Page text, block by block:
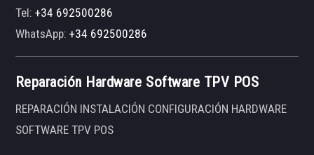
Tel:+34 692500286
WhatsApp:+34 692500286
Reparación Hardware Software TPV POS
REPARACIÓN INSTALACIÓN CONFIGURACIÓN HARDWARE
SOFTWARE TPV POS